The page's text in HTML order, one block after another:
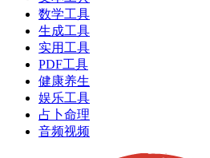
数学工具
生成工具
实用工具
PDF工具
健康养生
娱乐工具
占卜命理
音频视频